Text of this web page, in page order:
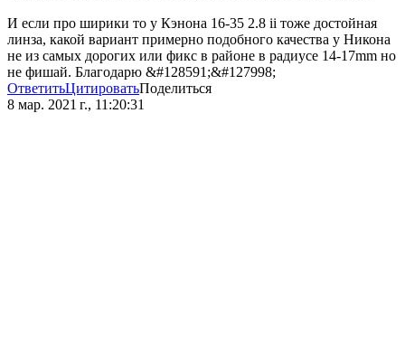
И если про ширики то у Кэнона 16-35 2.8 ii тоже достойная
линза, какой вариант примерно подобного качества у Никона
не из самых дорогих или фикс в районе в радиусе 14-17mm но
не фишай. Благодарю &#128591;&#127998;
ОтветитьЦитироватьПоделиться
8 мар. 2021 г., 11:20:31